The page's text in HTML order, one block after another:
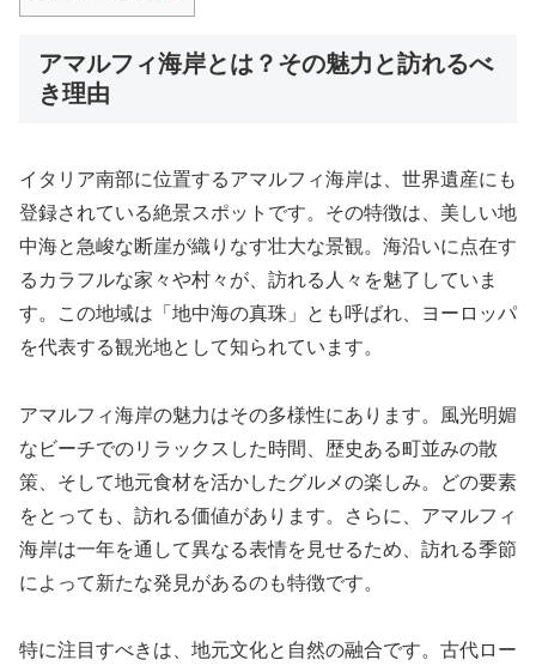
アマルフィ海岸とは？その魅力と訪れるべ
き理由
イタリア南部に位置するアマルフィ海岸は、世界遺産にも
登録されている絶景スポットです。その特徴は、美しい地
中海と急峻な断崖が織りなす壮大な景観。海沿いに点在す
るカラフルな家々や村々が、訪れる人々を魅了していま
す。この地域は「地中海の真珠」とも呼ばれ、ヨーロッパ
を代表する観光地として知られています。
アマルフィ海岸の魅力はその多様性にあります。風光明媚
なビーチでのリラックスした時間、歴史ある町並みの散
策、そして地元食材を活かしたグルメの楽しみ。どの要素
をとっても、訪れる価値があります。さらに、アマルフィ
海岸は一年を通して異なる表情を見せるため、訪れる季節
によって新たな発見があるのも特徴です。
特に注目すべきは、地元文化と自然の融合です。古代ロー